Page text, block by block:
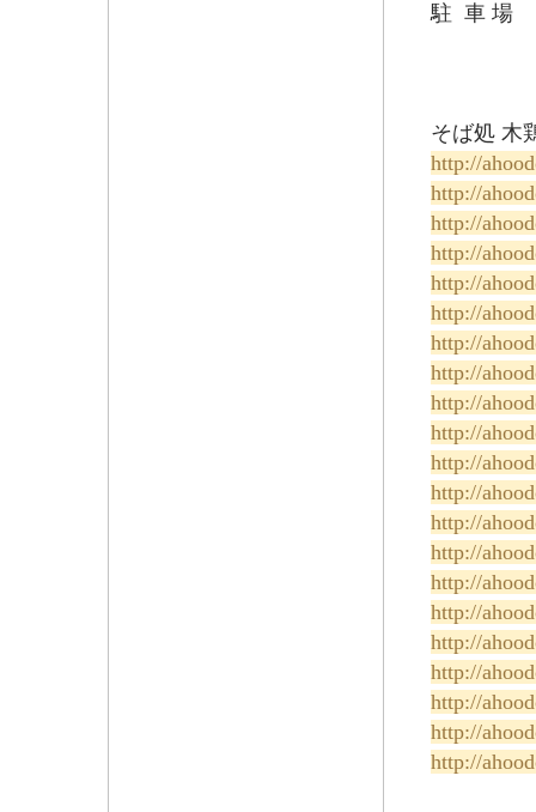
駐 車 場
そば処 木
http://
http://
http://
http://
http://
http://
http://
http://
http://
http://
http://
http://
http://
http://
http://
http://
http://
http://
http://
http://
http://